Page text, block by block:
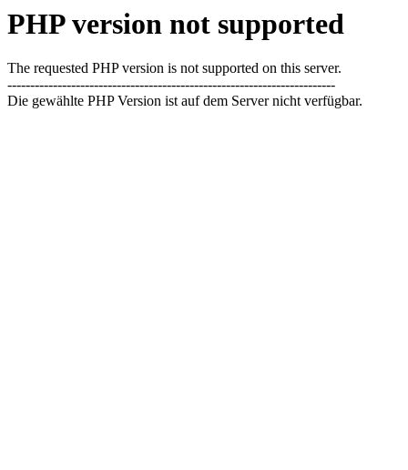
PHP version not supported
The requested PHP version is not supported on this server.
------------------------------------------------------------------------
Die gewählte PHP Version ist auf dem Server nicht verfügbar.